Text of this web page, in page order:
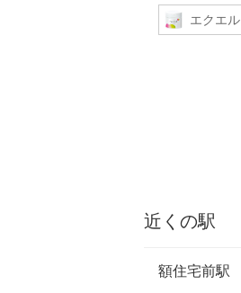
エクエル
近くの駅
額住宅前駅